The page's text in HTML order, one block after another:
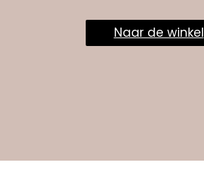
Naar de winkel